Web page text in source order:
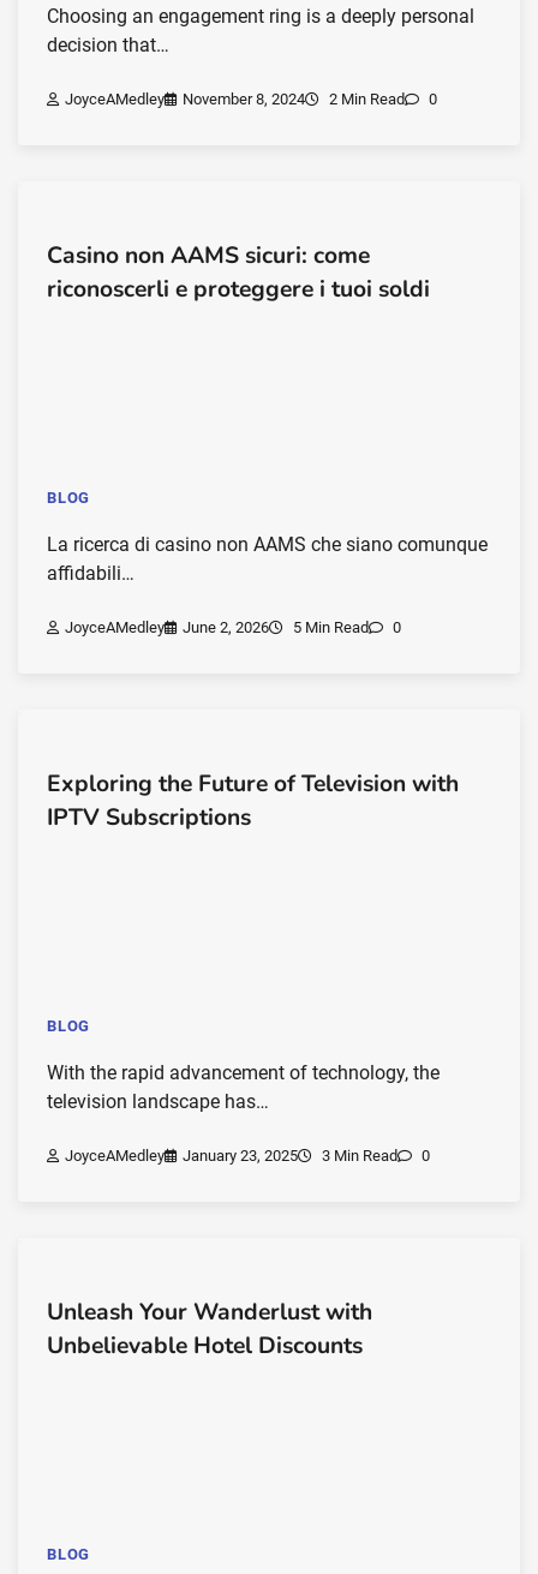
Choosing an engagement ring is a deeply personal
decision that…
JoyceAMedley November 8, 2024 2 Min Read 0
Casino non AAMS sicuri: come
riconoscerli e proteggere i tuoi soldi
BLOG
La ricerca di casino non AAMS che siano comunque
affidabili…
JoyceAMedley June 2, 2026 5 Min Read 0
Exploring the Future of Television with
IPTV Subscriptions
BLOG
With the rapid advancement of technology, the
television landscape has…
JoyceAMedley January 23, 2025 3 Min Read 0
Unleash Your Wanderlust with
Unbelievable Hotel Discounts
BLOG